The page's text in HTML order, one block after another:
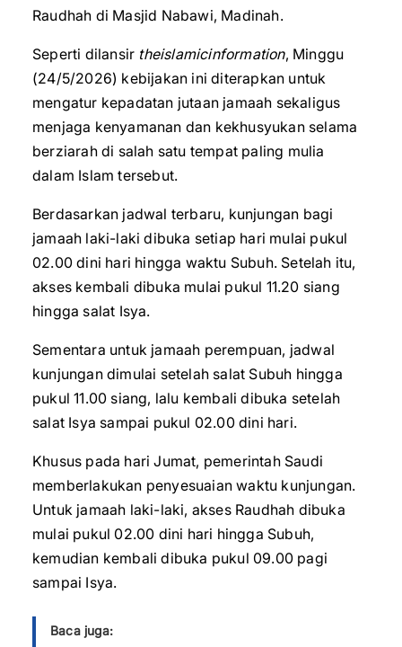
Raudhah di Masjid Nabawi, Madinah.
Seperti dilansir theislamicinformation, Minggu
(24/5/2026) kebijakan ini diterapkan untuk
mengatur kepadatan jutaan jamaah sekaligus
menjaga kenyamanan dan kekhusyukan selama
berziarah di salah satu tempat paling mulia
dalam Islam tersebut.
Berdasarkan jadwal terbaru, kunjungan bagi
jamaah laki-laki dibuka setiap hari mulai pukul
02.00 dini hari hingga waktu Subuh. Setelah itu,
akses kembali dibuka mulai pukul 11.20 siang
hingga salat Isya.
Sementara untuk jamaah perempuan, jadwal
kunjungan dimulai setelah salat Subuh hingga
pukul 11.00 siang, lalu kembali dibuka setelah
salat Isya sampai pukul 02.00 dini hari.
Khusus pada hari Jumat, pemerintah Saudi
memberlakukan penyesuaian waktu kunjungan.
Untuk jamaah laki-laki, akses Raudhah dibuka
mulai pukul 02.00 dini hari hingga Subuh,
kemudian kembali dibuka pukul 09.00 pagi
sampai Isya.
Baca juga: